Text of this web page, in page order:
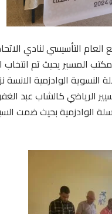
20 غشت وادي زم الجمع العام
المسير يحيث تم انتخاب
الوادزمية الانسة
الرياضي كالشاب عبد
الوادزمية بحيث ضمت